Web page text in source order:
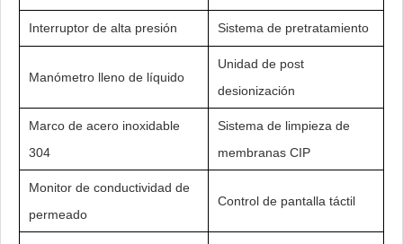
Interruptor de alta presión Sistema de pretratamiento
Manómetro lleno de líquido
Unidad de post
desionización
Marco de acero inoxidable
304
Sistema de limpieza de
membranas CIP
Monitor de conductividad de
permeado
Control de pantalla táctil